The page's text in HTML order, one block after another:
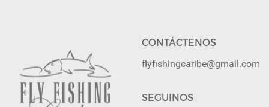
CONTÁCTENOS
flyfishingcaribe@gmail.com
SEGUINOS